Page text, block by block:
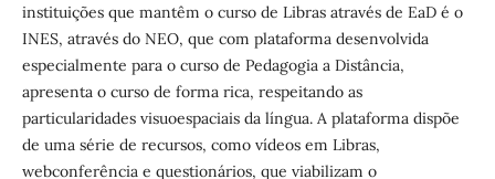
instituições que mantêm o curso de Libras através de EaD é o
INES, através do NEO, que com plataforma desenvolvida
especialmente para o curso de Pedagogia a Distância,
apresenta o curso de forma rica, respeitando as
particularidades visuoespaciais da língua. A plataforma dispõe
de uma série de recursos, como vídeos em Libras,
webconferência e questionários, que viabilizam o